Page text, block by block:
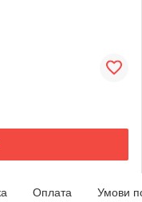
Оплата Умови